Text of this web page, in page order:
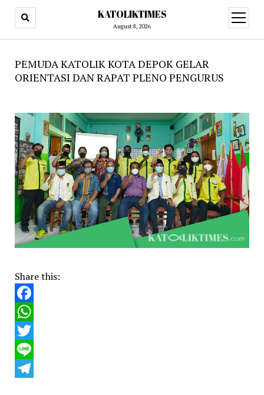
KATOLIKTIMES
August 8, 2026
open
menu
PEMUDA KATOLIK KOTA DEPOK GELAR
ORIENTASI DAN RAPAT PLENO PENGURUS
Share this:
Facebook
WhatsApp
Twitter
Line